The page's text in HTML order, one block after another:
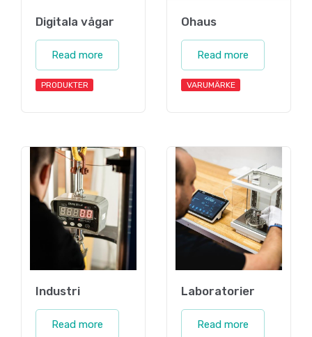
Digitala vågar
Read more
PRODUKTER
Ohaus
Read more
VARUMÄRKE
Industri
Read more
Laboratorier
Read more